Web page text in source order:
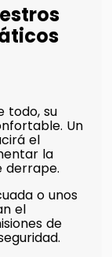
todo, su
Un
el
la
derrape.
o unos
el
de